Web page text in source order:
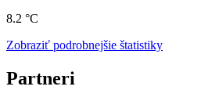
8.2 °C
Zobraziť podrobnejšie štatistiky
Partneri